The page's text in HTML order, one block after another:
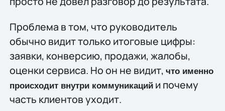
Проблема в том, что руководитель
обычно видит только итоговые цифры:
заявки, конверсию, продажи, жалобы,
оценки сервиса. Но он не видит, что именно
происходит внутри коммуникацийи почему
часть клиентов уходит.